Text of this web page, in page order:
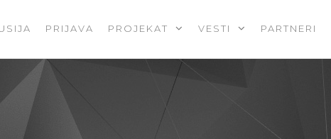
PRIJAVA PROJEKAT VESTI PARTNERI